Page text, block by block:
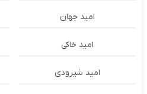
امید جهان
امید خاکی
امید شیرودی